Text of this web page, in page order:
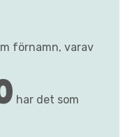
förnamn, varav
har det som